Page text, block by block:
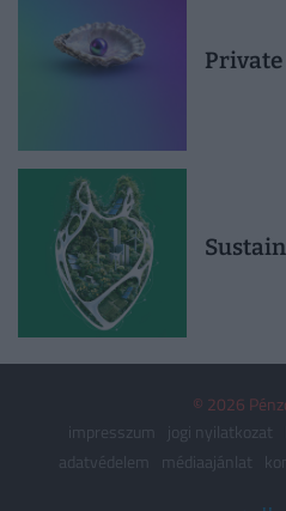
© 2026
impresszum
jogi nyilatkozat
adatvédelem
médiaajánlat